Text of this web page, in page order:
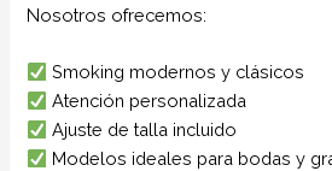
Nosotros ofrecemos:
Smoking modernos y clásicos
Atención personalizada
Ajuste de talla incluido
Modelos ideales para bodas y